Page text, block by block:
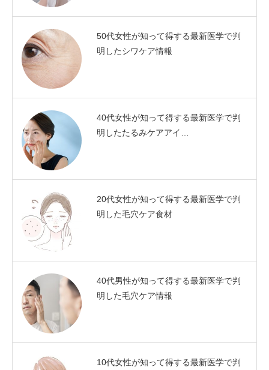
50代女性が知って得する最新医学で判
明したシワケア情報
40代女性が知って得する最新医学で判
明したたるみケアアイ…
20代女性が知って得する最新医学で判
明した毛穴ケア食材
40代男性が知って得する最新医学で判
明した毛穴ケア情報
10代女性が知って得する最新医学で判